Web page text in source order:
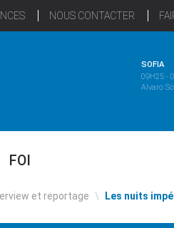
NOUS CONTACTER
SOFIA
09H25 -
Alvaro
FOI
et reportage \ Les nuits